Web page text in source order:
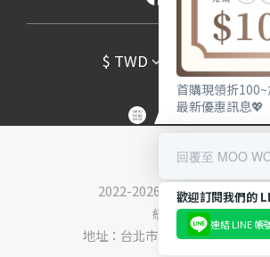
$ TWD 繁體中文
2022-2026 © 慕沃珍選股份有
統編：90367387
地址：台北市內湖區堤頂大道一段
首購現領折
最新優惠訊息💖
回覆至 MOO
連結 LINE 帳